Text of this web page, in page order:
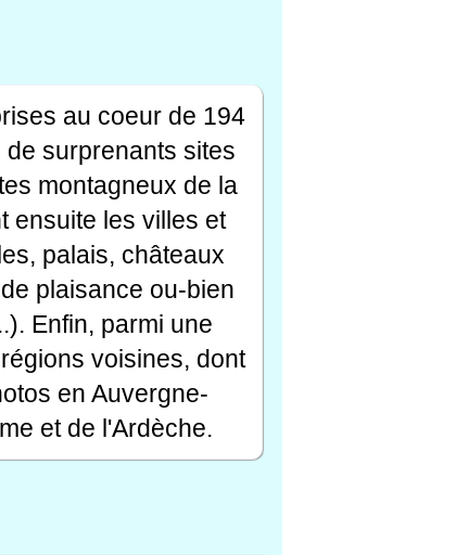
au coeur de 194
surprenants sites
montagneux de la
ensuite les villes et
palais, châteaux
plaisance ou-bien
Enfin, parmi une
voisines, dont
en Auvergne-
et de l'Ardèche.